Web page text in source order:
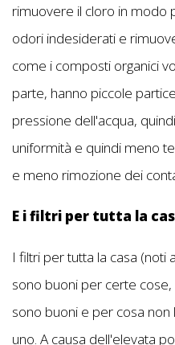
rimuovere il cloro in modo
odori indesiderati e
come i composti organici
parte, hanno piccole
pressione dell'acqua,
uniformità e quindi meno
e meno rimozione dei
E i filtri per tutta la
I filtri per tutta la casa (noti
sono buoni per certe
sono buoni e per cosa
uno. A causa dell'elevata